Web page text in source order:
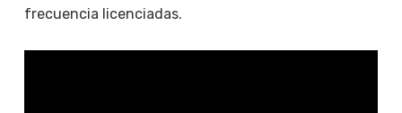
frecuencia licenciadas.